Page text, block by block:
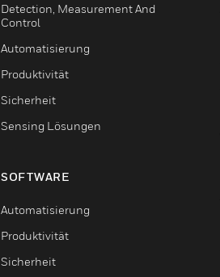
Detection, Measurement And
Control
Automatisierung
Produktivität
Sicherheit
Sensing Lösungen
SOFTWARE
Automatisierung
Produktivität
Sicherheit